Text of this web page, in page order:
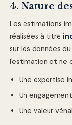
4. Nature
Les estimations
réalisées à titre
sur les données
l'estimation et ne
Une expertise
Un
Une valeur